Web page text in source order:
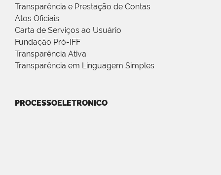
Transparência e Prestação de Contas
Atos Oficiais
Carta de Serviços ao Usuário
Fundação Pró-IFF
Transparência Ativa
Transparência em Linguagem Simples
PROCESSOELETRONICO